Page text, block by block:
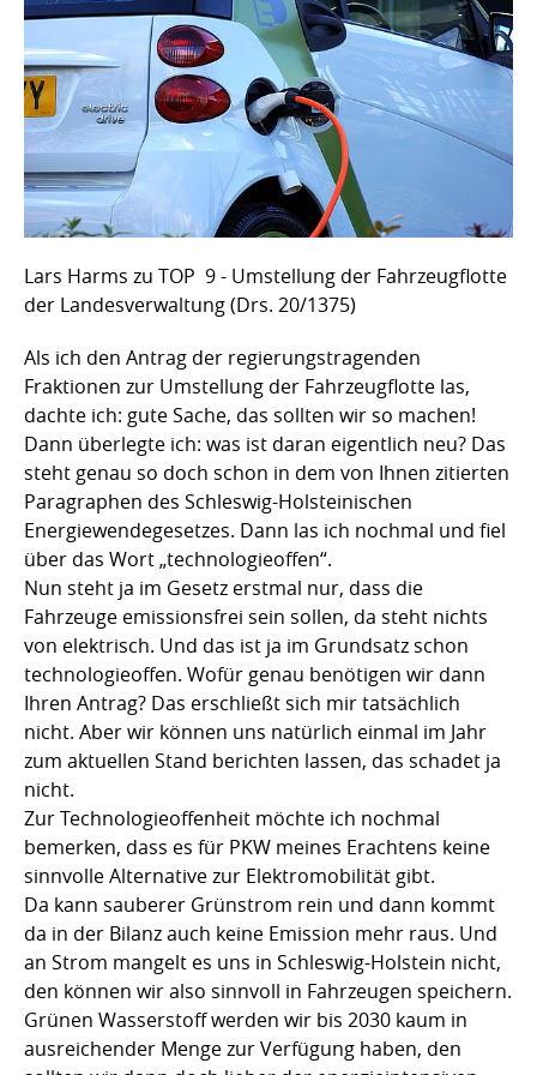
Lars Harms zu TOP 9 - Umstellung der Fahrzeugflotte
der Landesverwaltung (Drs. 20/1375)
Als ich den Antrag der regierungstragenden
Fraktionen zur Umstellung der Fahrzeugflotte las,
dachte ich: gute Sache, das sollten wir so machen!
Dann überlegte ich: was ist daran eigentlich neu? Das
steht genau so doch schon in dem von Ihnen zitierten
Paragraphen des Schleswig-Holsteinischen
Energiewendegesetzes. Dann las ich nochmal und fiel
über das Wort „technologieoffen“.
Nun steht ja im Gesetz erstmal nur, dass die
Fahrzeuge emissionsfrei sein sollen, da steht nichts
von elektrisch. Und das ist ja im Grundsatz schon
technologieoffen. Wofür genau benötigen wir dann
Ihren Antrag? Das erschließt sich mir tatsächlich
nicht. Aber wir können uns natürlich einmal im Jahr
zum aktuellen Stand berichten lassen, das schadet ja
nicht.
Zur Technologieoffenheit möchte ich nochmal
bemerken, dass es für PKW meines Erachtens keine
sinnvolle Alternative zur Elektromobilität gibt.
Da kann sauberer Grünstrom rein und dann kommt
da in der Bilanz auch keine Emission mehr raus. Und
an Strom mangelt es uns in Schleswig-Holstein nicht,
den können wir also sinnvoll in Fahrzeugen speichern.
Grünen Wasserstoff werden wir bis 2030 kaum in
ausreichender Menge zur Verfügung haben, den